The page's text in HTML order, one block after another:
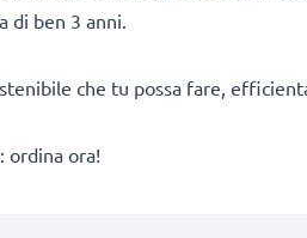
di ben 3 anni.
che tu possa fare,
ordina ora!